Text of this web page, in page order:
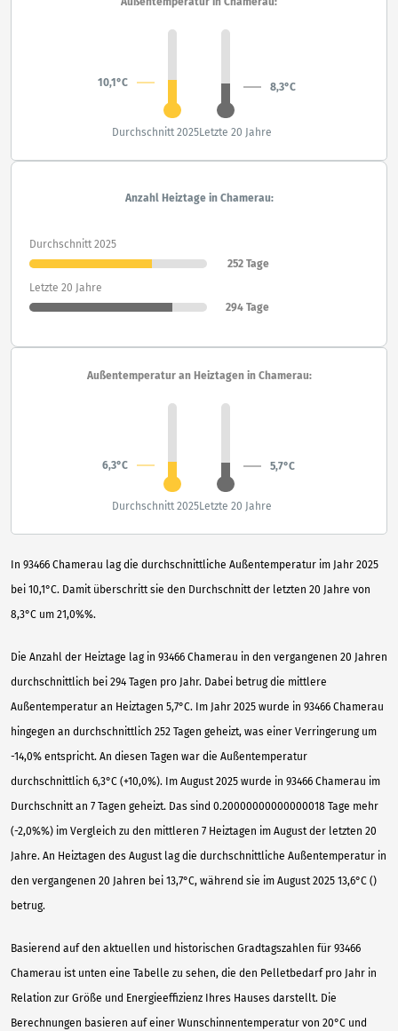
In 93466 Chamerau lag die durchschnittliche Außentemperatur im Jahr 2025
bei 10,1°C. Damit überschritt sie den Durchschnitt der letzten 20 Jahre von
8,3°C um 21,0%%.
Die Anzahl der Heiztage lag in 93466 Chamerau in den vergangenen 20 Jahren
durchschnittlich bei 294 Tagen pro Jahr. Dabei betrug die mittlere
Außentemperatur an Heiztagen 5,7°C. Im Jahr 2025 wurde in 93466 Chamerau
hingegen an durchschnittlich 252 Tagen geheizt, was einer Verringerung um
-14,0% entspricht. An diesen Tagen war die Außentemperatur
durchschnittlich 6,3°C (+10,0%). Im August 2025 wurde in 93466 Chamerau im
Durchschnitt an 7 Tagen geheizt. Das sind 0.20000000000000018 Tage mehr
(-2,0%%) im Vergleich zu den mittleren 7 Heiztagen im August der letzten 20
Jahre. An Heiztagen des August lag die durchschnittliche Außentemperatur in
den vergangenen 20 Jahren bei 13,7°C, während sie im August 2025 13,6°C ()
betrug.
Basierend auf den aktuellen und historischen Gradtagszahlen für 93466
Chamerau ist unten eine Tabelle zu sehen, die den Pelletbedarf pro Jahr in
Relation zur Größe und Energieeffizienz Ihres Hauses darstellt. Die
Berechnungen basieren auf einer Wunschinnentemperatur von 20°C und
10,1°C 8,3°C
Durchschnitt 2025Letzte 20 Jahre
Anzahl Heiztage in Chamerau:
Durchschnitt 2025
252 Tage
Letzte 20 Jahre
294 Tage
Außentemperatur an Heiztagen in Chamerau:
6,3°C 5,7°C
Durchschnitt 2025Letzte 20 Jahre